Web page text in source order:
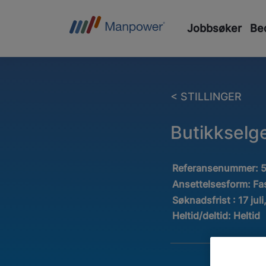
Jobbsøker
< STILLINGER
Referansenummer:
Ansettelsesform:
Søknadsfrist : 17
Heltid/deltid: Heltid